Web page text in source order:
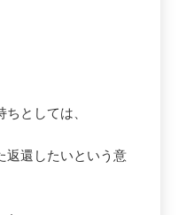
としては、
返還したいという意